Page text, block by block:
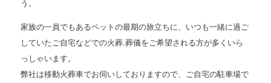
う。
家族の一員でもあるペットの最期の旅立ちに、いつも一緒に過ご
していたご自宅などでの火葬.葬儀をご希望される方が多くいら
っしゃいます。
弊社は移動火葬車でお伺いしておりますので、ご自宅の駐車場で